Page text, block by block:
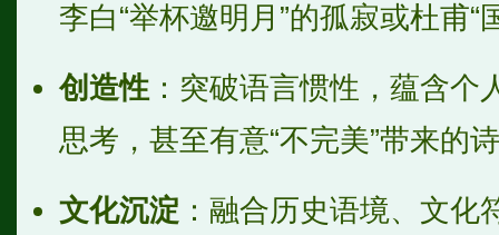
李白“举杯邀明月”的孤寂或杜甫“
创造性 ：突破语言惯性，蕴含
思考，甚至有意“不完美”带来的
文化沉淀 ：融合历史语境、文化